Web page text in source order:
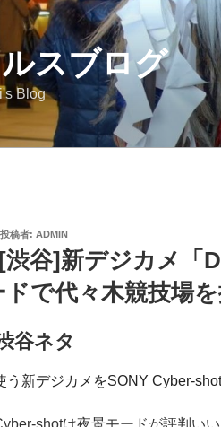
スブログ
Blog
投稿者: ADMIN
谷]新デジカメ「
で代々木競技場
谷ネタ
う新デジカメをSONY Cyber-
shotは夜景モードが評判い